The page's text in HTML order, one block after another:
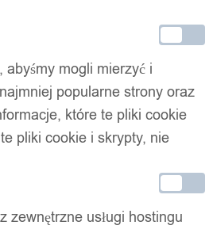
abyśmy mogli mierzyć i
popularne strony oraz
które te pliki cookie
pliki cookie i skrypty, nie
zewnętrzne usługi hostingu